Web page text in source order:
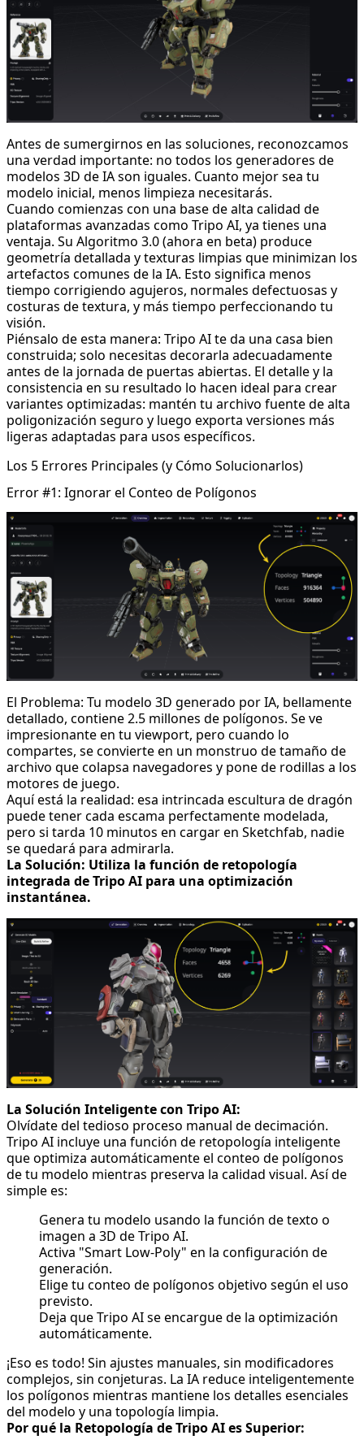
Antes de sumergirnos en las soluciones, reconozcamos
una verdad importante: no todos los generadores de
modelos 3D de IA son iguales. Cuanto mejor sea tu
modelo inicial, menos limpieza necesitarás.
Cuando comienzas con una base de alta calidad de
plataformas avanzadas como Tripo AI, ya tienes una
ventaja. Su Algoritmo 3.0 (ahora en beta) produce
geometría detallada y texturas limpias que minimizan los
artefactos comunes de la IA. Esto significa menos
tiempo corrigiendo agujeros, normales defectuosas y
costuras de textura, y más tiempo perfeccionando tu
visión.
Piénsalo de esta manera: Tripo AI te da una casa bien
construida; solo necesitas decorarla adecuadamente
antes de la jornada de puertas abiertas. El detalle y la
consistencia en su resultado lo hacen ideal para crear
variantes optimizadas: mantén tu archivo fuente de alta
poligonización seguro y luego exporta versiones más
ligeras adaptadas para usos específicos.
Los 5 Errores Principales (y Cómo Solucionarlos)
Error #1: Ignorar el Conteo de Polígonos
El Problema: Tu modelo 3D generado por IA, bellamente
detallado, contiene 2.5 millones de polígonos. Se ve
impresionante en tu viewport, pero cuando lo
compartes, se convierte en un monstruo de tamaño de
archivo que colapsa navegadores y pone de rodillas a los
motores de juego.
Aquí está la realidad: esa intrincada escultura de dragón
puede tener cada escama perfectamente modelada,
pero si tarda 10 minutos en cargar en Sketchfab, nadie
se quedará para admirarla.
La Solución: Utiliza la función de retopología
integrada de Tripo AI para una optimización
instantánea.
La Solución Inteligente con Tripo AI:
Olvídate del tedioso proceso manual de decimación.
Tripo AI incluye una función de retopología inteligente
que optimiza automáticamente el conteo de polígonos
de tu modelo mientras preserva la calidad visual. Así de
simple es:
Genera tu modelo usando la función de texto o
imagen a 3D de Tripo AI.
Activa "Smart Low-Poly" en la configuración de
generación.
Elige tu conteo de polígonos objetivo según el uso
previsto.
Deja que Tripo AI se encargue de la optimización
automáticamente.
¡Eso es todo! Sin ajustes manuales, sin modificadores
complejos, sin conjeturas. La IA reduce inteligentemente
los polígonos mientras mantiene los detalles esenciales
del modelo y una topología limpia.
Por qué la Retopología de Tripo AI es Superior: